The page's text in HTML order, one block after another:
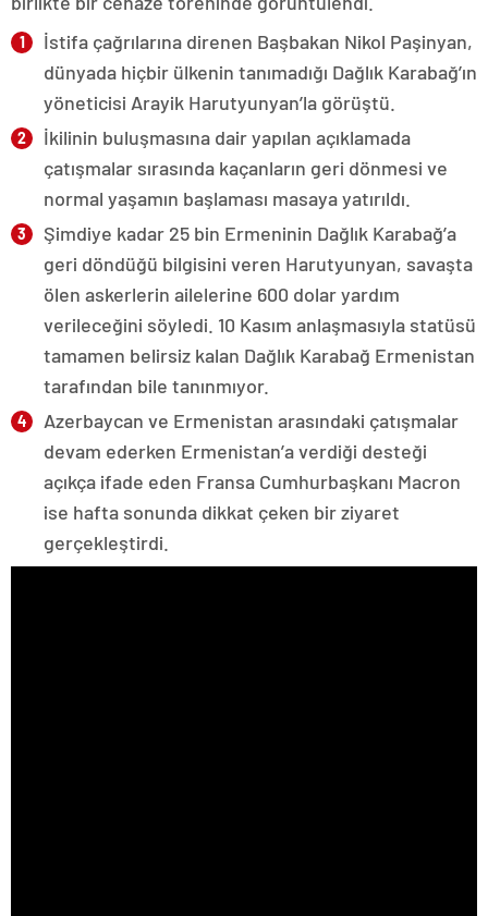
İstifa çağrılarına direnen Başbakan Nikol Paşinyan,
dünyada hiçbir ülkenin tanımadığı Dağlık Karabağ’ın
yöneticisi Arayik Harutyunyan’la görüştü.
İkilinin buluşmasına dair yapılan açıklamada
çatışmalar sırasında kaçanların geri dönmesi ve
normal yaşamın başlaması masaya yatırıldı.
Şimdiye kadar 25 bin Ermeninin Dağlık Karabağ’a
geri döndüğü bilgisini veren Harutyunyan, savaşta
ölen askerlerin ailelerine 600 dolar yardım
verileceğini söyledi. 10 Kasım anlaşmasıyla statüsü
tamamen belirsiz kalan Dağlık Karabağ Ermenistan
tarafından bile tanınmıyor.
Azerbaycan ve Ermenistan arasındaki çatışmalar
devam ederken Ermenistan’a verdiği desteği
açıkça ifade eden Fransa Cumhurbaşkanı Macron
ise hafta sonunda dikkat çeken bir ziyaret
gerçekleştirdi.